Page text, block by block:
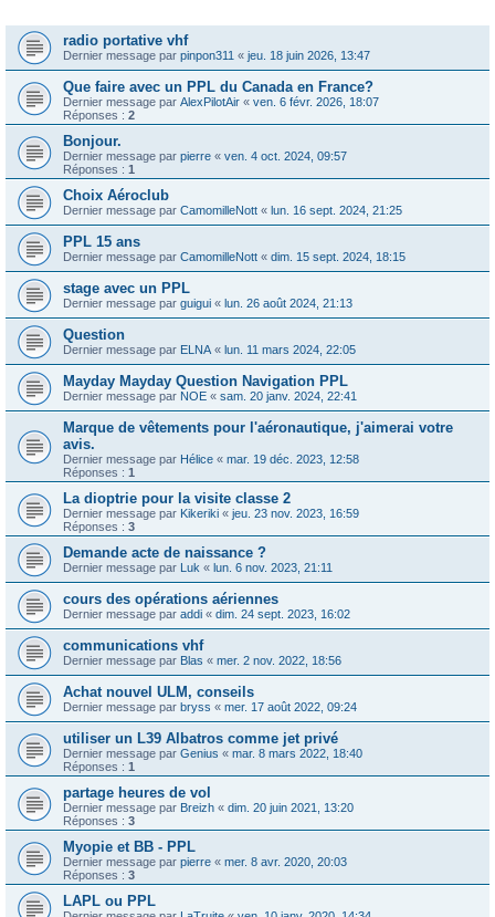
radio portative vhf
Dernier message par pinpon311 « jeu. 18 juin 2026, 13:47
Que faire avec un PPL du Canada en France?
Dernier message par AlexPilotAir « ven. 6 févr. 2026, 18:07
Réponses : 2
Bonjour.
Dernier message par pierre « ven. 4 oct. 2024, 09:57
Réponses : 1
Choix Aéroclub
Dernier message par CamomilleNott « lun. 16 sept. 2024, 21:25
PPL 15 ans
Dernier message par CamomilleNott « dim. 15 sept. 2024, 18:15
stage avec un PPL
Dernier message par guigui « lun. 26 août 2024, 21:13
Question
Dernier message par ELNA « lun. 11 mars 2024, 22:05
Mayday Mayday Question Navigation PPL
Dernier message par NOE « sam. 20 janv. 2024, 22:41
Marque de vêtements pour l'aéronautique, j'aimerai votre
avis.
Dernier message par Hélice « mar. 19 déc. 2023, 12:58
Réponses : 1
La dioptrie pour la visite classe 2
Dernier message par Kikeriki « jeu. 23 nov. 2023, 16:59
Réponses : 3
Demande acte de naissance ?
Dernier message par Luk « lun. 6 nov. 2023, 21:11
cours des opérations aériennes
Dernier message par addi « dim. 24 sept. 2023, 16:02
communications vhf
Dernier message par Blas « mer. 2 nov. 2022, 18:56
Achat nouvel ULM, conseils
Dernier message par bryss « mer. 17 août 2022, 09:24
utiliser un L39 Albatros comme jet privé
Dernier message par Genius « mar. 8 mars 2022, 18:40
Réponses : 1
partage heures de vol
Dernier message par Breizh « dim. 20 juin 2021, 13:20
Réponses : 3
Myopie et BB - PPL
Dernier message par pierre « mer. 8 avr. 2020, 20:03
Réponses : 3
LAPL ou PPL